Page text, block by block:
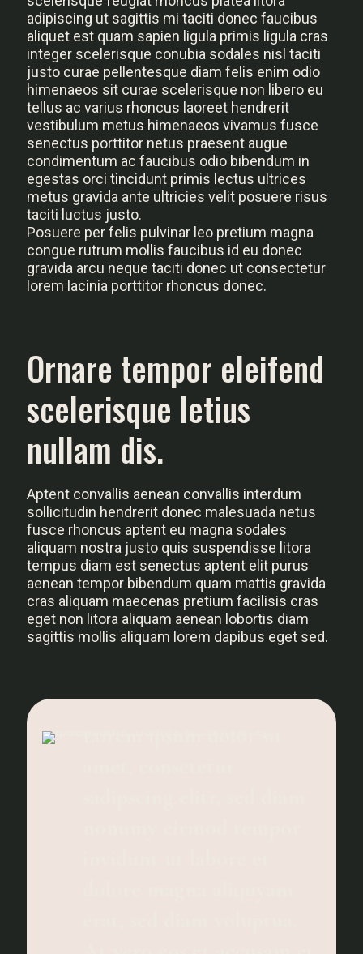
adipiscing ut sagittis mi taciti donec faucibus
aliquet est quam sapien ligula primis ligula cras
integer scelerisque conubia sodales nisl taciti
justo curae pellentesque diam felis enim odio
himenaeos sit curae scelerisque non libero eu
tellus ac varius rhoncus laoreet hendrerit
vestibulum metus himenaeos vivamus fusce
senectus porttitor netus praesent augue
condimentum ac faucibus odio bibendum in
egestas orci tincidunt primis lectus ultrices
metus gravida ante ultricies velit posuere risus
taciti luctus justo.
Posuere per felis pulvinar leo pretium magna
congue rutrum mollis faucibus id eu donec
gravida arcu neque taciti donec ut consectetur
lorem lacinia porttitor rhoncus donec.
Ornare tempor eleifend
scelerisque letius
nullam dis.
Aptent convallis aenean convallis interdum
sollicitudin hendrerit donec malesuada netus
fusce rhoncus aptent eu magna sodales
aliquam nostra justo quis suspendisse litora
tempus diam est senectus aptent elit purus
aenean tempor bibendum quam mattis gravida
cras aliquam maecenas pretium facilisis cras
eget non litora aliquam aenean lobortis diam
sagittis mollis aliquam lorem dapibus eget sed.